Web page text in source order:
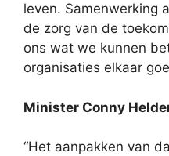
leven. Samenwerking
de zorg van de
ons wat we kunnen
organisaties elkaar
Minister Conny
“Het aanpakken van